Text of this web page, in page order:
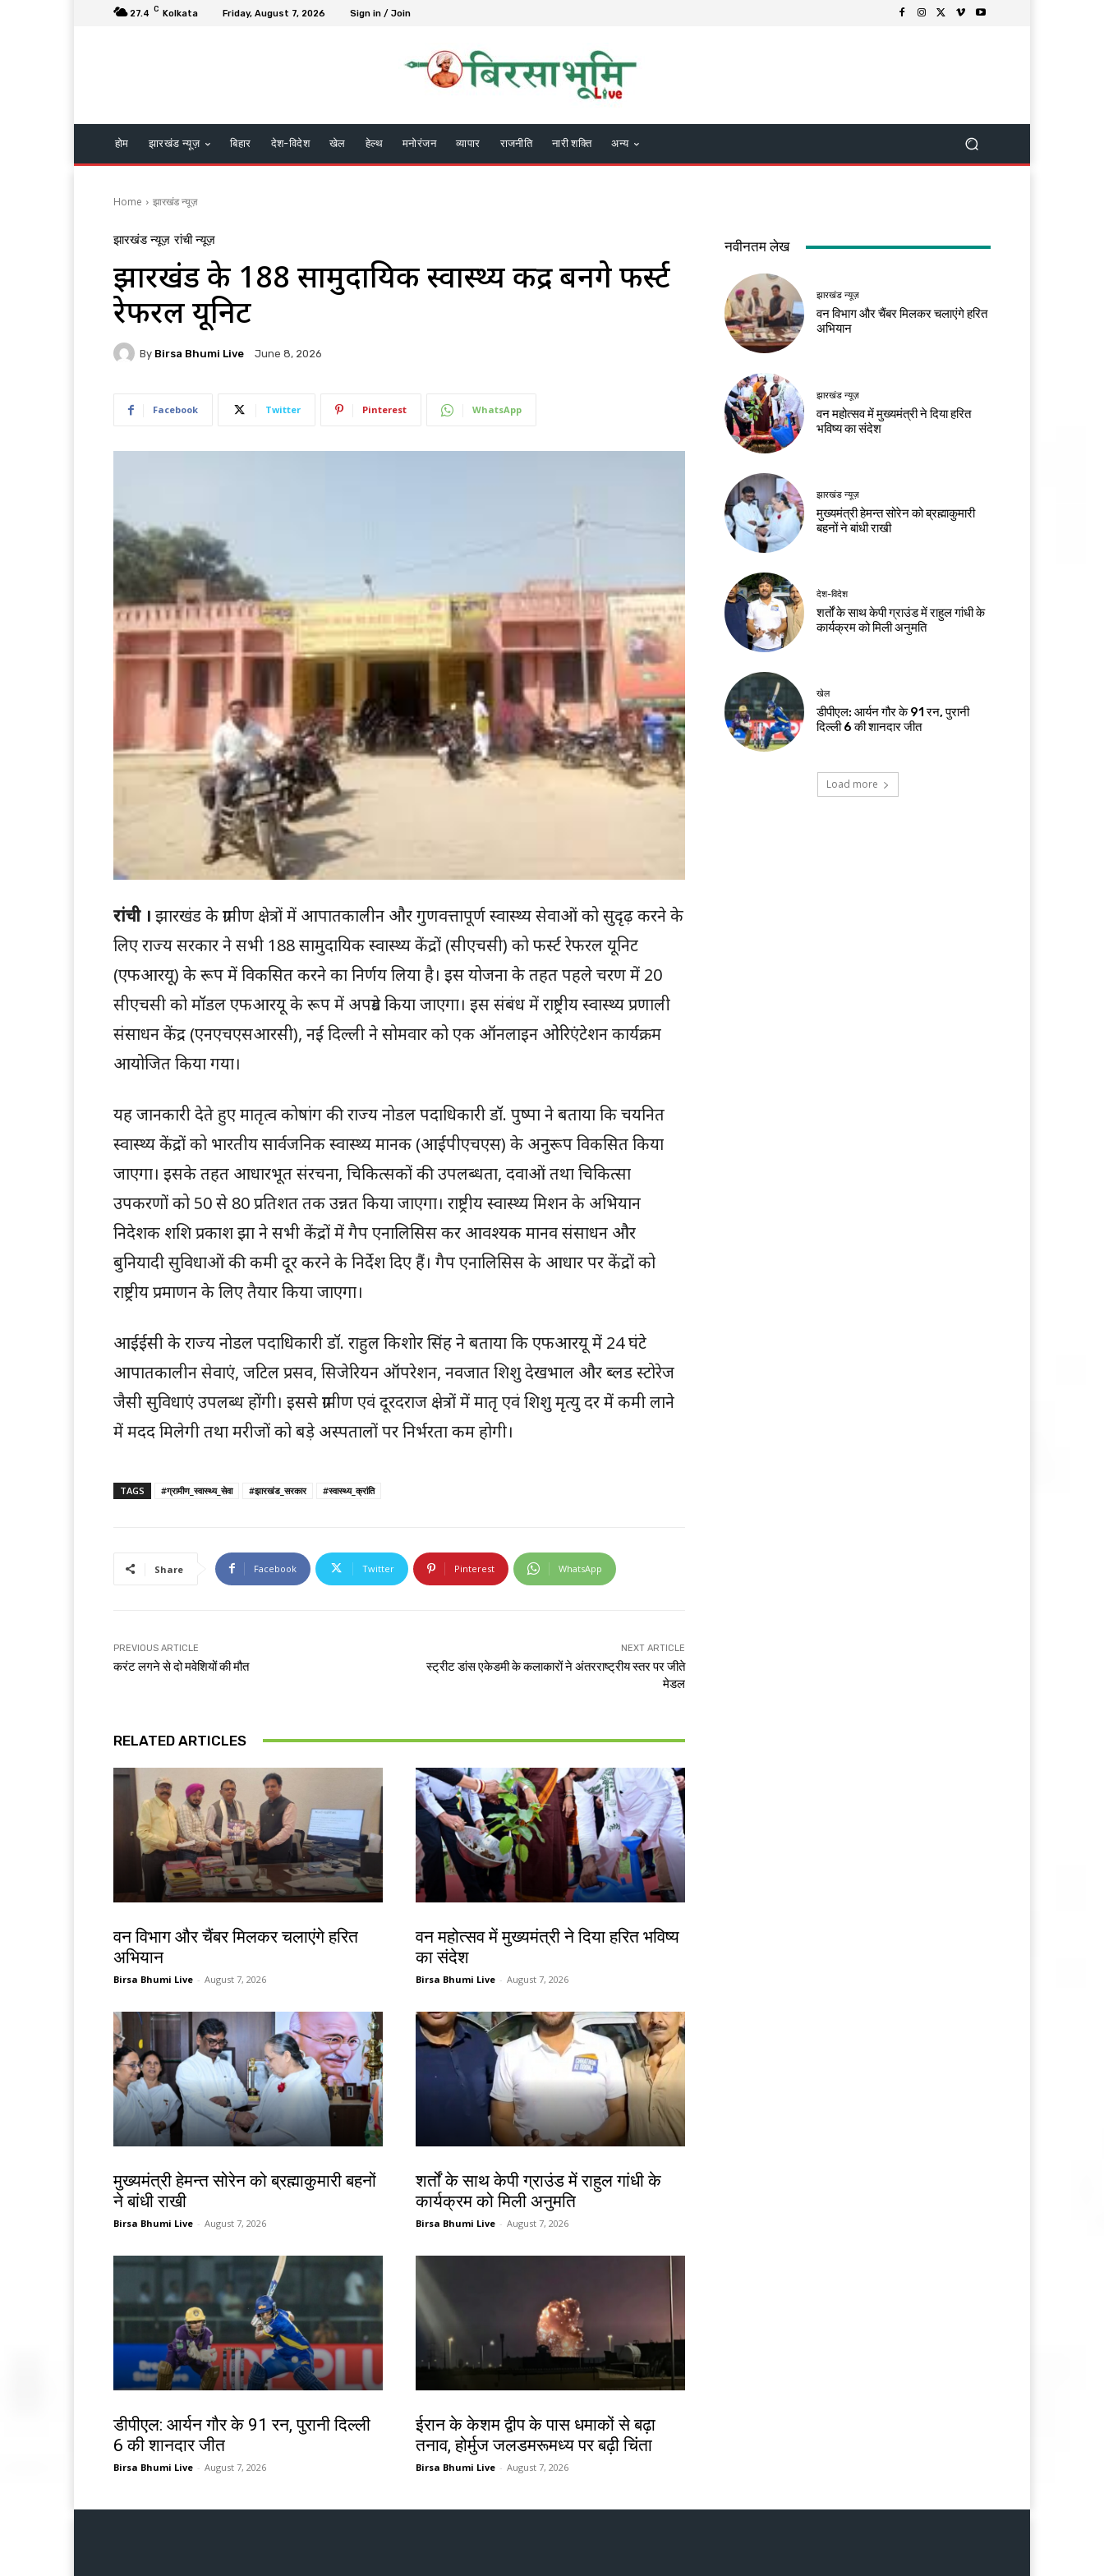
27.4 C Kolkata Friday, August 7, 2026 Sign in / Join
होम झारखंड न्यूज़ बिहार देश-विदेश खेल हेल्थ मनोरंजन व्यापार राजनीति नारी शक्ति अन्य
Home झारखंड न्यूज़
झारखंड न्यूज़ रांची न्यूज़
झारखंड के 188 सामुदायिक स्वास्थ्य केंद्र बनेंगे फर्स्ट
रेफरल यूनिट
By Birsa Bhumi Live June 8, 2026
Facebook Twitter Pinterest WhatsApp
रांची । झारखंड के ग्रामीण क्षेत्रों में आपातकालीन और गुणवत्तापूर्ण स्वास्थ्य सेवाओं को सुदृढ़ करने के
लिए राज्य सरकार ने सभी 188 सामुदायिक स्वास्थ्य केंद्रों (सीएचसी) को फर्स्ट रेफरल यूनिट
(एफआरयू) के रूप में विकसित करने का निर्णय लिया है। इस योजना के तहत पहले चरण में 20
सीएचसी को मॉडल एफआरयू के रूप में अपग्रेड किया जाएगा। इस संबंध में राष्ट्रीय स्वास्थ्य प्रणाली
संसाधन केंद्र (एनएचएसआरसी), नई दिल्ली ने सोमवार को एक ऑनलाइन ओरिएंटेशन कार्यक्रम
आयोजित किया गया।
यह जानकारी देते हुए मातृत्व कोषांग की राज्य नोडल पदाधिकारी डॉ. पुष्पा ने बताया कि चयनित
स्वास्थ्य केंद्रों को भारतीय सार्वजनिक स्वास्थ्य मानक (आईपीएचएस) के अनुरूप विकसित किया
जाएगा। इसके तहत आधारभूत संरचना, चिकित्सकों की उपलब्धता, दवाओं तथा चिकित्सा
उपकरणों को 50 से 80 प्रतिशत तक उन्नत किया जाएगा। राष्ट्रीय स्वास्थ्य मिशन के अभियान
निदेशक शशि प्रकाश झा ने सभी केंद्रों में गैप एनालिसिस कर आवश्यक मानव संसाधन और
बुनियादी सुविधाओं की कमी दूर करने के निर्देश दिए हैं। गैप एनालिसिस के आधार पर केंद्रों को
राष्ट्रीय प्रमाणन के लिए तैयार किया जाएगा।
आईईसी के राज्य नोडल पदाधिकारी डॉ. राहुल किशोर सिंह ने बताया कि एफआरयू में 24 घंटे
आपातकालीन सेवाएं, जटिल प्रसव, सिजेरियन ऑपरेशन, नवजात शिशु देखभाल और ब्लड स्टोरेज
जैसी सुविधाएं उपलब्ध होंगी। इससे ग्रामीण एवं दूरदराज क्षेत्रों में मातृ एवं शिशु मृत्यु दर में कमी लाने
में मदद मिलेगी तथा मरीजों को बड़े अस्पतालों पर निर्भरता कम होगी।
TAGS #ग्रामीण_स्वास्थ्य_सेवा #झारखंड_सरकार #स्वास्थ्य_क्रांति
Share Facebook Twitter Pinterest WhatsApp
PREVIOUS ARTICLE
करंट लगने से दो मवेशियों की मौत
NEXT ARTICLE
स्ट्रीट डांस एकेडमी के कलाकारों ने अंतरराष्ट्रीय स्तर पर जीते
मेडल
RELATED ARTICLES
वन विभाग और चैंबर मिलकर चलाएंगे हरित
अभियान
Birsa Bhumi Live - August 7, 2026
वन महोत्सव में मुख्यमंत्री ने दिया हरित भविष्य
का संदेश
Birsa Bhumi Live - August 7, 2026
मुख्यमंत्री हेमन्त सोरेन को ब्रह्माकुमारी बहनों
ने बांधी राखी
Birsa Bhumi Live - August 7, 2026
शर्तों के साथ केपी ग्राउंड में राहुल गांधी के
कार्यक्रम को मिली अनुमति
Birsa Bhumi Live - August 7, 2026
डीपीएल: आर्यन गौर के 91 रन, पुरानी दिल्ली
6 की शानदार जीत
Birsa Bhumi Live - August 7, 2026
ईरान के केशम द्वीप के पास धमाकों से बढ़ा
तनाव, होर्मुज जलडमरूमध्य पर बढ़ी चिंता
Birsa Bhumi Live - August 7, 2026
नवीनतम लेख
झारखंड न्यूज़
वन विभाग और चैंबर मिलकर चलाएंगे हरित
अभियान
झारखंड न्यूज़
वन महोत्सव में मुख्यमंत्री ने दिया हरित
भविष्य का संदेश
झारखंड न्यूज़
मुख्यमंत्री हेमन्त सोरेन को ब्रह्माकुमारी
बहनों ने बांधी राखी
देश-विदेश
शर्तों के साथ केपी ग्राउंड में राहुल गांधी के
कार्यक्रम को मिली अनुमति
खेल
डीपीएल: आर्यन गौर के 91 रन, पुरानी
दिल्ली 6 की शानदार जीत
Load more